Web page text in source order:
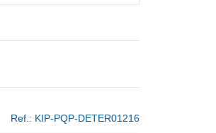
Ref.: KIP-PQP-DETER01216